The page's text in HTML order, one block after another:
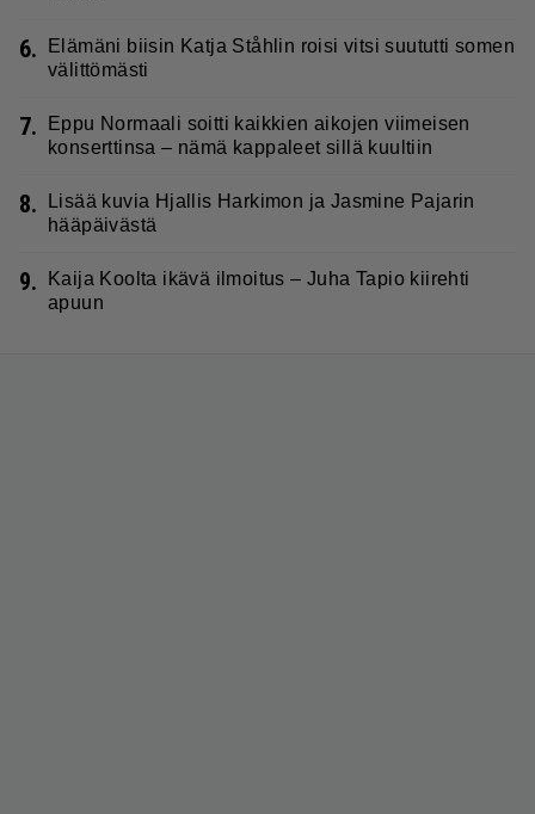
6.
Elämäni biisin Katja Ståhlin roisi vitsi suututti somen
välittömästi
7.
Eppu Normaali soitti kaikkien aikojen viimeisen
konserttinsa – nämä kappaleet sillä kuultiin
8.
Lisää kuvia Hjallis Harkimon ja Jasmine Pajarin
hääpäivästä
9.
Kaija Koolta ikävä ilmoitus – Juha Tapio kiirehti
apuun